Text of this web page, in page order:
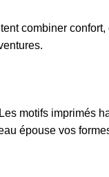
combiner
motifs imprimés
épouse vos